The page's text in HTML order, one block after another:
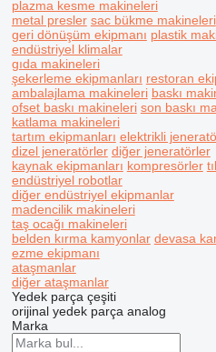
plazma kesme makineleri
metal presler sac bükme makineleri
geri dönüşüm ekipmanı plastik
endüstriyel klimalar
gıda makineleri
şekerleme ekipmanları restoran
ambalajlama makineleri baskı
ofset baskı makineleri son baskı
katlama makineleri
tartım ekipmanları elektrikli
dizel jeneratörler diğer jeneratörler
kaynak ekipmanları kompresörler
endüstriyel robotlar
diğer endüstriyel ekipmanlar
madencilik makineleri
taş ocağı makineleri
belden kırma kamyonlar devasa
ezme ekipmanı
ataşmanlar
diğer ataşmanlar
Yedek parça çeşiti
orijinal yedek parça analog
Marka